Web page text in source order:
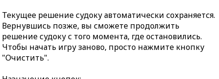
Текущее решение судоку автоматически сохраняется.
Вернувшись позже, вы сможете продолжить
решение судоку с того момента, где остановились.
Чтобы начать игру заново, просто нажмите кнопку
"Очистить".